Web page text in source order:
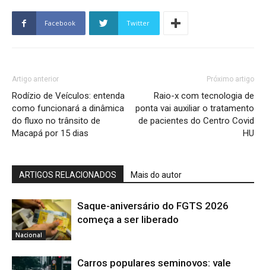
Facebook Twitter
Artigo anterior
Rodízio de Veículos: entenda
como funcionará a dinâmica
do fluxo no trânsito de
Macapá por 15 dias
Próximo artigo
Raio-x com tecnologia de
ponta vai auxiliar o tratamento
de pacientes do Centro Covid
HU
ARTIGOS RELACIONADOS Mais do autor
Nacional
Saque-aniversário do FGTS 2026
começa a ser liberado
Carros populares seminovos: vale